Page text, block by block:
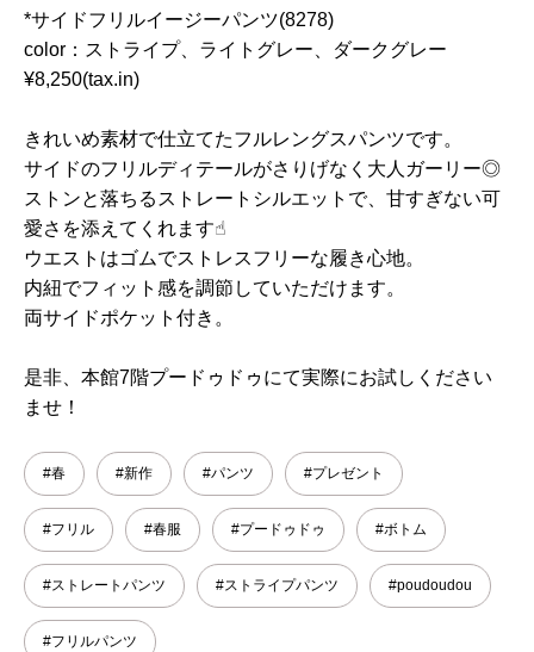
*サイドフリルイージーパンツ(8278)
color：ストライプ、ライトグレー、ダークグレー
¥8,250(tax.in)
きれいめ素材で仕立てたフルレングスパンツです。
サイドのフリルディテールがさりげなく大人ガーリー◎
ストンと落ちるストレートシルエットで、甘すぎない可
愛さを添えてくれます☝︎
ウエストはゴムでストレスフリーな履き心地。
内紐でフィット感を調節していただけます。
両サイドポケット付き。
是非、本館7階プードゥドゥにて実際にお試しください
ませ！
#春 #新作 #パンツ #プレゼント
#フリル #春服 #プードゥドゥ #ボトム
#ストレートパンツ #ストライプパンツ #poudoudou
#フリルパンツ